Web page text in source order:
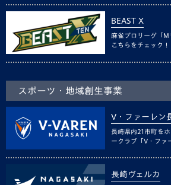
BEAST X
麻雀プロリーグ「
こちらをチェック！
スポーツ・地域創生事業
V・ファーレン
長崎県内21市町を
ークラブ「V・ファ
長崎ヴェルカ